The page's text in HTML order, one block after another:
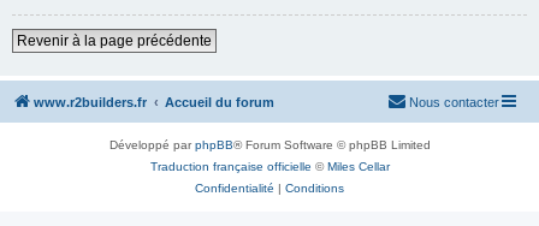
Revenir à la page précédente
www.r2builders.fr Accueil du forum Nous contacter
Développé parphpBB® Forum Software © phpBB Limited
Traduction française officielle ©Miles Cellar
Confidentialité | Conditions